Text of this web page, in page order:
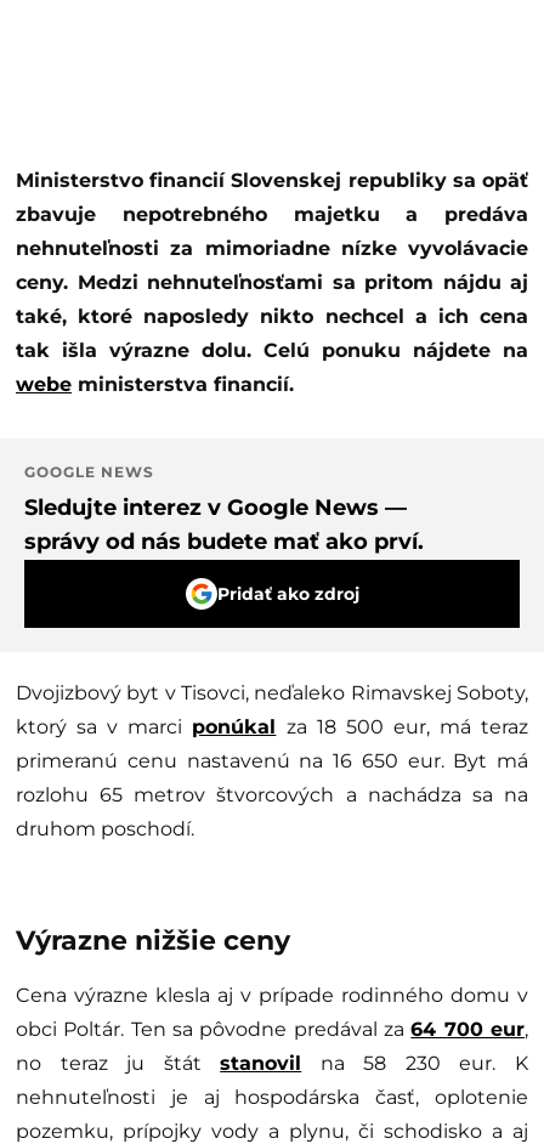
Ministerstvo financií Slovenskej republiky sa opäť
zbavuje nepotrebného majetku a predáva
nehnuteľnosti za mimoriadne nízke vyvolávacie
ceny. Medzi nehnuteľnosťami sa pritom nájdu aj
také, ktoré naposledy nikto nechcel a ich cena
tak išla výrazne dolu. Celú ponuku nájdete na
webe ministerstva financií.
GOOGLE NEWS
Sledujte interez v Google News —
správy od nás budete mať ako prví.
Pridať ako zdroj
Dvojizbový byt v Tisovci, neďaleko Rimavskej Soboty,
ktorý sa v marci ponúkal za 18 500 eur, má teraz
primeranú cenu nastavenú na 16 650 eur. Byt má
rozlohu 65 metrov štvorcových a nachádza sa na
druhom poschodí.
Výrazne nižšie ceny
Cena výrazne klesla aj v prípade rodinného domu v
obci Poltár. Ten sa pôvodne predával za64 700 eur,
no teraz ju štátstanovil na 58 230 eur. K
nehnuteľnosti je aj hospodárska časť, oplotenie
pozemku, prípojky vody a plynu, či schodisko a aj